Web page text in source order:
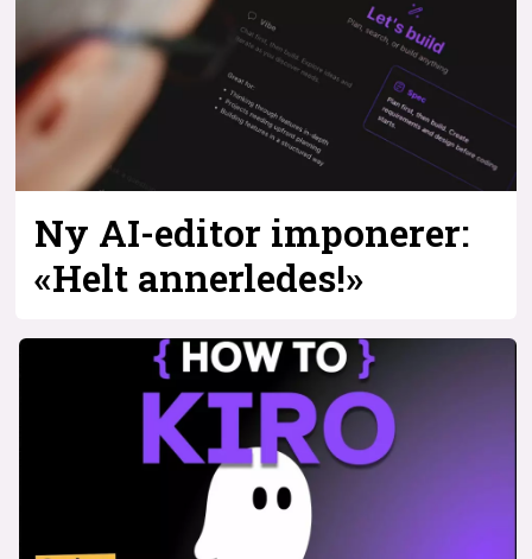
Ny AI-editor imponerer:
«Helt annerledes!»